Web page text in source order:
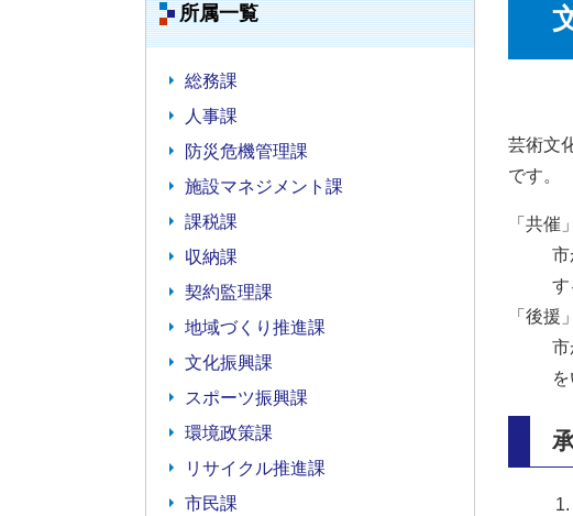
所属一覧
総務課
人事課
防災危機管理課
施設マネジメント課
課税課
収納課
契約監理課
地域づくり推進課
文化振興課
スポーツ振興課
環境政策課
リサイクル推進課
市民課
芸術文
です。
「共催
市
す
「後援
市